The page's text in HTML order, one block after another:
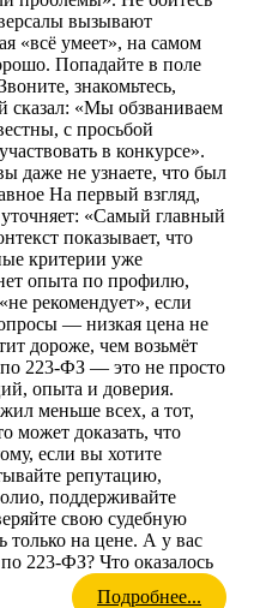
вызывают
«всё умеет», на самом
Попадайте в поле
знакомьтесь,
сказал: «Мы обзваниваем
с просьбой
в конкурсе».
даже не узнаете, что был
На первый взгляд,
«Самый главный
показывает, что
критерии уже
опыта по профилю,
рекомендует», если
— низкая цена не
дороже, чем возьмёт
223-ФЗ — это не просто
опыта и доверия.
меньше всех, а тот,
может доказать, что
если вы хотите
репутацию,
поддерживайте
свою судебную
только на цене. А у вас
223-ФЗ? Что оказалось
Подробнее...